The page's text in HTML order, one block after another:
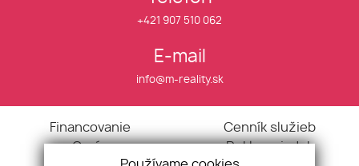
+421 907 510 062
E-mail
info@m-reality.sk
Financovanie
O nás
Cenník služieb
Rekl. poriadok